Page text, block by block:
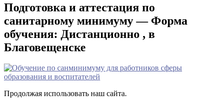
Подготовка и аттестация по
санитарному минимуму — Форма
обучения: Дистанционно , в
Благовещенске
Продолжая использовать наш сайта.